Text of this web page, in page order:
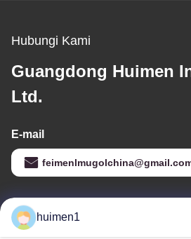
Hubungi Kami
Guangdong Huimen
Ltd.
E-mail
Alamat Kami
huimen1